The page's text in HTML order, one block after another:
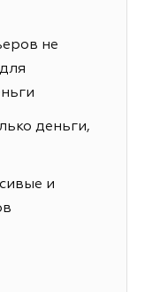
не
деньги,
и